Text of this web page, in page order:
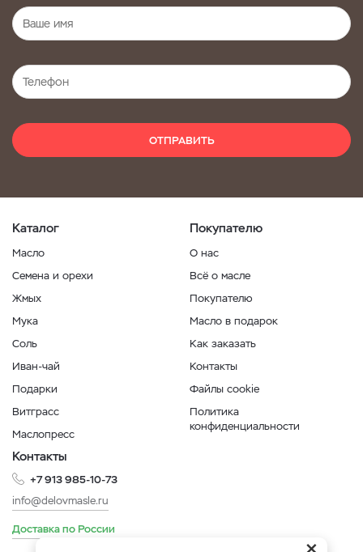
ОТПРАВИТЬ
Каталог
Масло
Семена и орехи
Жмых
Мука
Соль
Иван-чай
Подарки
Витграсс
Маслопресс
Покупателю
О нас
Всё о масле
Покупателю
Масло в подарок
Как заказать
Контакты
Файлы cookie
Политика
конфиденциальности
Контакты
+7 913 985-10-73
info@delovmasle.ru
Доставка по России